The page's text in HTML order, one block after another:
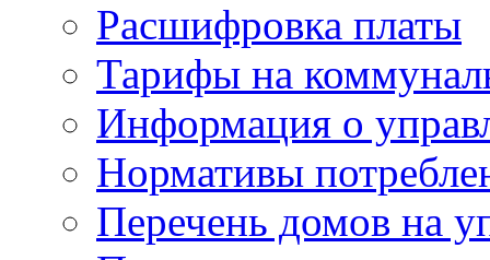
Расшифровка платы
Тарифы на
Информация о
Нормативы
Перечень домов на